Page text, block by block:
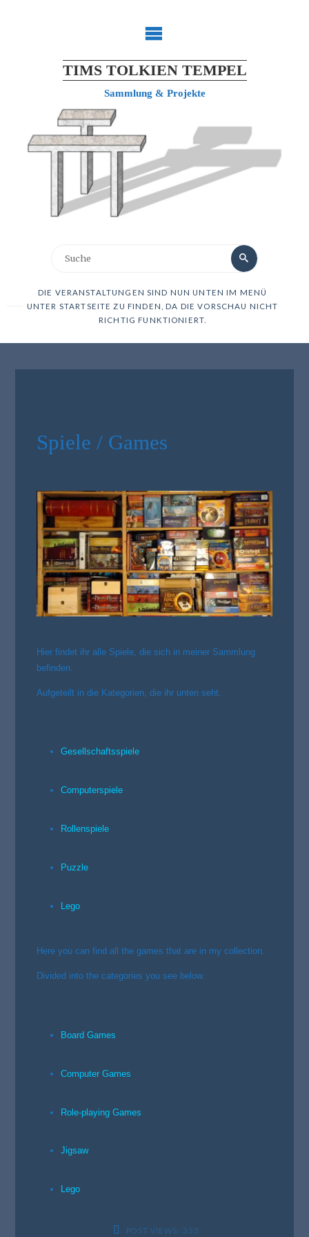
TIMS TOLKIEN TEMPEL
Sammlung & Projekte
DIE VERANSTALTUNGEN SIND NUN UNTEN IM MENÜ
UNTER STARTSEITE ZU FINDEN, DA DIE VORSCHAU NICHT
RICHTIG FUNKTIONIERT.
Spiele / Games
Hier findet ihr alle Spiele, die sich in meiner Sammlung
befinden.
Aufgeteilt in die Kategorien, die ihr unten seht.
Gesellschaftsspiele
Computerspiele
Rollenspiele
Puzzle
Lego
Here you can find all the games that are in my collection.
Divided into the categories you see below.
Board Games
Computer Games
Role-playing Games
Jigsaw
Lego
POST VIEWS: 335